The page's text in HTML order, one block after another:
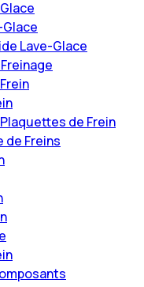
Lave-Glace
de Frein
de Freins